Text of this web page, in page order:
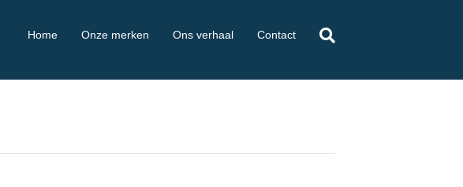
Home Onze merken Ons verhaal Contact